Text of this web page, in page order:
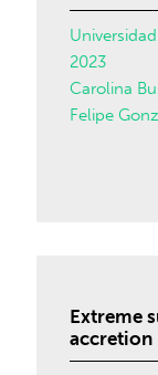
2023
Carolina
Felipe
Extreme
accretion